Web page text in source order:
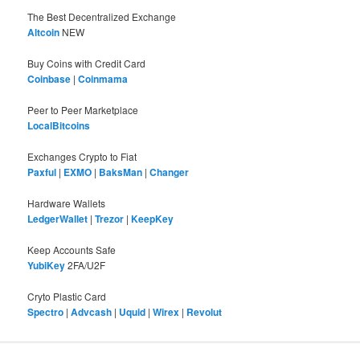
The Best Decentralized Exchange
Altcoin NEW
Buy Coins with Credit Card
Coinbase |Coinmama
Peer to Peer Marketplace
LocalBitcoins
Exchanges Crypto to Fiat
Paxful | EXMO | BaksMan |Changer
Hardware Wallets
LedgerWallet |Trezor |KeepKey
Keep Accounts Safe
YubiKey2FA/U2F
Cryto Plastic Card
Spectro |Advcash | Uquid |Wirex | Revolut